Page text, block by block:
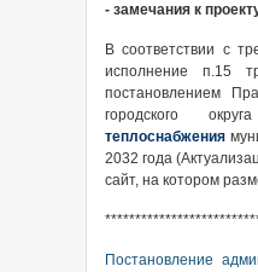
- замечания к
В соответствии с
исполнение п.15
постановлением
городского
теплоснабжения
2032 года
сайт, на котором
Постановление